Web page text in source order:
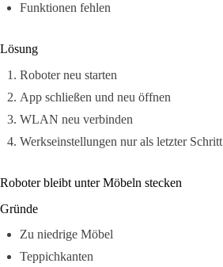
Funktionen fehlen
Lösung
Roboter neu starten
App schließen und neu öffnen
WLAN neu verbinden
Werkseinstellungen nur als letzter Schritt
Roboter bleibt unter Möbeln stecken
Gründe
Zu niedrige Möbel
Teppichkanten